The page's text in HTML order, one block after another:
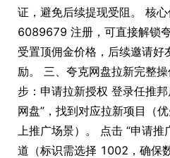
证，避免后续提现受阻。 核
6089679 注册，可直接解锁
受置顶佣金价格，后续邀请好
励。 三、夸克网盘拉新完整
步：申请拉新授权 登录任推
网盘”，找到对应拉新项目（
上推广场景）。 点击 “申请推
道（标识需选择 1002，确保